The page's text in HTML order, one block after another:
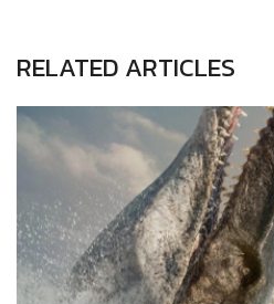
RELATED ARTICLES